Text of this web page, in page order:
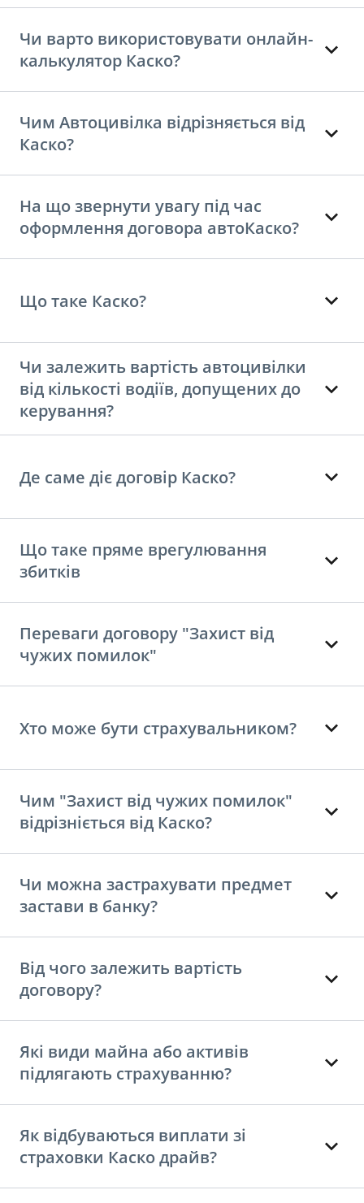
Чи варто використовувати онлайн-
калькулятор Каско?
Чим Автоцивілка відрізняється від
Каско?
На що звернути увагу під час
оформлення договора автоКаско?
Що таке Каско?
Чи залежить вартість автоцивілки
від кількості водіїв, допущених до
керування?
Де саме діє договір Каско?
Що таке пряме врегулювання
збитків
Переваги договору "Захист від
чужих помилок"
Хто може бути страхувальником?
Чим "Захист від чужих помилок"
відрізніється від Каско?
Чи можна застрахувати предмет
застави в банку?
Від чого залежить вартість
договору?
Які види майна або активів
підлягають страхуванню?
Як відбуваються виплати зі
страховки Каско драйв?